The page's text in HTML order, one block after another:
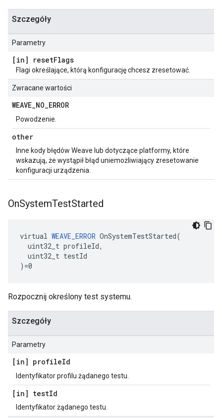
Szczegóły
Parametry
[in] resetFlags
Flagi określające, którą konfigurację chcesz zresetować.
Zwracane wartości
WEAVE_NO_ERROR
Powodzenie.
other
Inne kody błędów Weave lub dotyczące platformy, które
wskazują, że wystąpił błąd uniemożliwiający zresetowanie
konfiguracji urządzenia.
OnSystemTestStarted
virtual WEAVE_ERROR OnSystemTestStarted(
  uint32_t profileId,
  uint32_t testId
)=0
Rozpocznij określony test systemu.
Szczegóły
Parametry
[in] profileId
Identyfikator profilu żądanego testu.
[in] testId
Identyfikator żądanego testu.